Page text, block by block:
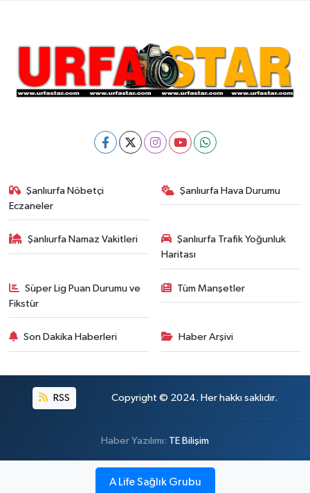
Şanlıurfa Nöbetçi
Eczaneler
Şanlıurfa Hava Durumu
Şanlıurfa Namaz Vakitleri
Şanlıurfa Trafik Yoğunluk
Haritası
Süper Lig Puan Durumu ve
Fikstür
Tüm Manşetler
Son Dakika Haberleri Haber Arşivi
RSS Copyright © 2024. Her hakkı saklıdır.
Haber Yazılımı: TE Bilişim
A Life Sağlık Grubu